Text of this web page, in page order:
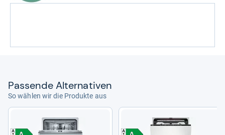
Pas­sende Alter­na­ti­ven
So wählen wir die Produkte aus